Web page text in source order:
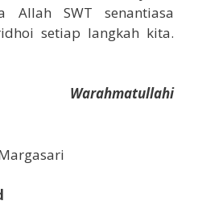
Allah SWT senantiasa
setiap langkah kita.
Warahmatullahi